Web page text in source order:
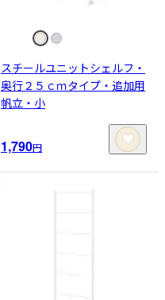
スチールユニットシェルフ・
奥行２５ｃｍタイプ・追加用
帆立・小
1,790円